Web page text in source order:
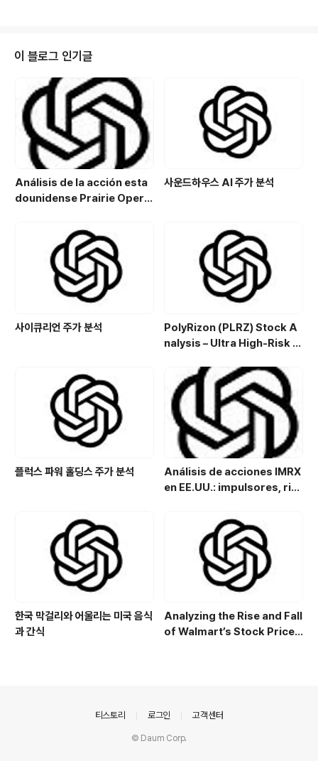
로 궁궐에 입성했다. 지성, 아름다움, 우아함으로 유명한 그
녀는 빠르게 왕의 사랑과 궁정의 존경을 얻었습니다. 168
4년에 그녀는 여왕으로 즉위했는데, 그녀는 탁월한 지위를
차지했습니다.여왕으로서의 그녀의 통치는 자신의 임무
에 대한 헌신과 궁정 내 안정을 유지하려는 노력으로 특
징 지워졌습니다. 그러나 그녀의 임기..
이 블로그 인기글
Análisis de la acción esta
dounidense Prairie Opera
de crecimiento y estrategi
a de inversión en el sector
energético
사운드하우스 AI 주가 분석
사이큐리언 주가 분석
PolyRizon (PLRZ) Stock A
nalysis – Ultra High-Risk N
with Allergy, Virus & Nalox
one Platform Potential
플럭스 파워 홀딩스 주가 분석
Análisis de acciones IMRX
en EE.UU.: impulsores, rie
한국 막걸리와 어울리는 미국 음식
과 간식
Analyzing the Rise and Fall
of Walmart’s Stock Price:
티스토리 로그인 고객센터
© Daum Corp.